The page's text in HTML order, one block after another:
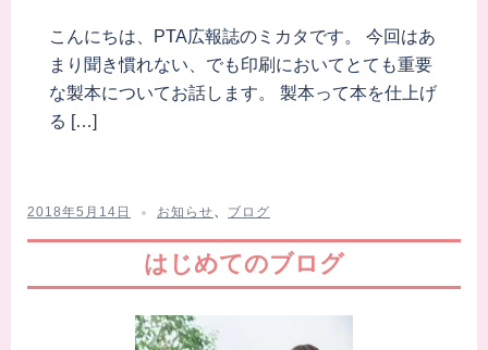
こんにちは、PTA広報誌のミカタです。 今回はあ
まり聞き慣れない、でも印刷においてとても重要
な製本についてお話します。 製本って本を仕上げ
る […]
2018年5月14日 お知らせ、 ブログ
はじめてのブログ